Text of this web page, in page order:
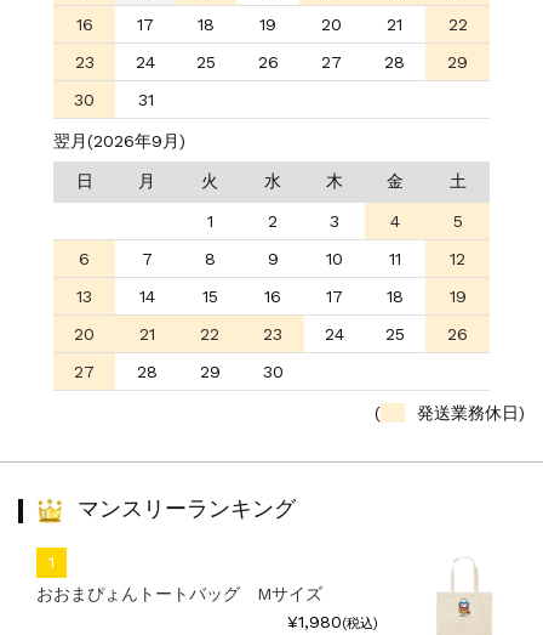
16
17 18 19 20 21
22
23
24 25 26 27 28
29
30
31
翌月(2026年9月)
日 月 火 水 木 金 土
1 2 3 4
5
6
7 8 9 10 11
12
13
14 15 16 17 18
19
20
21 22 23 24 25
26
27
28 29 30
( 発送業務休日)
マンスリーランキング
おおまぴょんトートバッグ Mサイズ
¥1,980(税込)